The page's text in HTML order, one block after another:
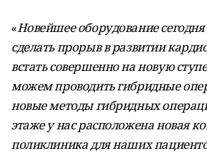
«Новейшее оборудование
сделать прорыв в развитии
встать совершенно на новую
можем проводить гибридные
новые методы гибридных
этаже у нас расположена новая
поликлиника для наших